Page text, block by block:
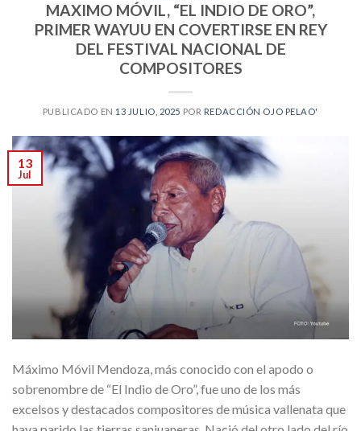
MAXIMO MÓVIL, “EL INDIO DE ORO”,
PRIMER WAYUU EN COVERTIRSE EN REY
DEL FESTIVAL NACIONAL DE
COMPOSITORES
PUBLICADO EN 13 JULIO, 2025 POR REDACCIÓN OJO PELAO'
13
Jul
Máximo Móvil Mendoza, más conocido con el apodo o
sobrenombre de “El Indio de Oro”, fue uno de los más
excelsos y destacados compositores de música vallenata que